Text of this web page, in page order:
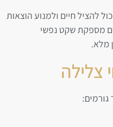
להציל חיים ולמנוע הוצאות
מספקת שקט נפשי
מלא.
צלילה